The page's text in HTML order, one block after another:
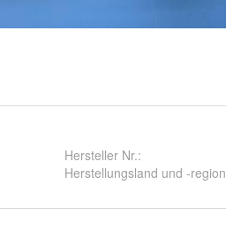
Hersteller Nr.:
Herstellungsland und -region